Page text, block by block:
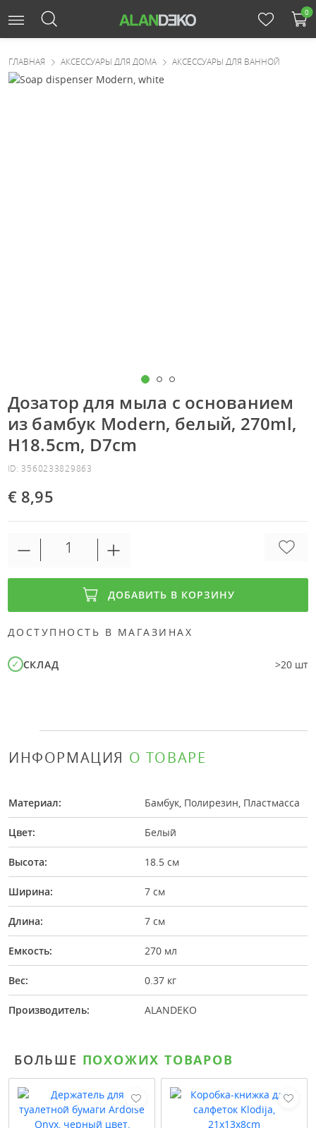
0
ГЛАВНАЯ АКСЕССУАРЫ ДЛЯ ДОМА АКСЕССУАРЫ ДЛЯ ВАННОЙ
Дозатор для мыла с основанием
из бамбук Modern, белый, 270ml,
H18.5cm, D7cm
ID: 3560233829863
€ 8,95
ДОБАВИТЬ В КОРЗИНУ
ДОСТУПНОСТЬ В МАГАЗИНАХ
СКЛАД >20 шт
ИНФОРМАЦИЯ О ТОВАРЕ
Материал: Бамбук, Полирезин, Пластмасса
Цвет: Белый
Высота: 18.5 см
Ширина: 7 см
Длина: 7 см
Емкость: 270 мл
Вес: 0.37 кг
Производитель: ALANDEKO
БОЛЬШЕ ПОХОЖИХ ТОВАРОВ